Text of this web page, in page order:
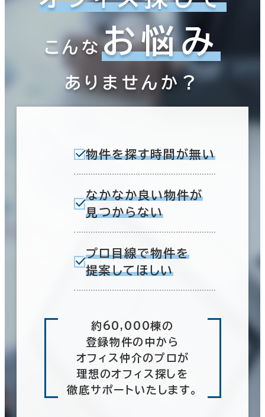
こんなお悩み
ありませんか？
物件を探す時間が無い
なかなか良い物件が
見つからない
プロ目線で物件を
提案してほしい
約60,000棟の
登録物件の中から
オフィス仲介のプロが
理想のオフィス探しを
徹底サポートいたします。